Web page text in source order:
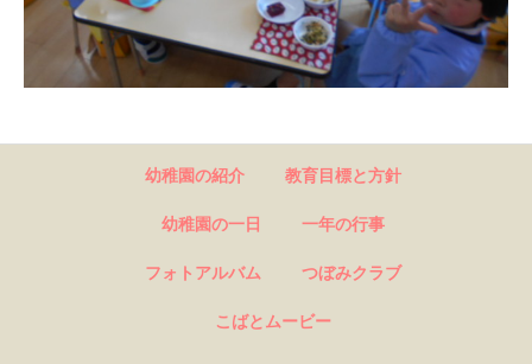
幼稚園の紹介 教育目標と方針
幼稚園の一日 一年の行事
フォトアルバム つぼみクラブ
こばとムービー